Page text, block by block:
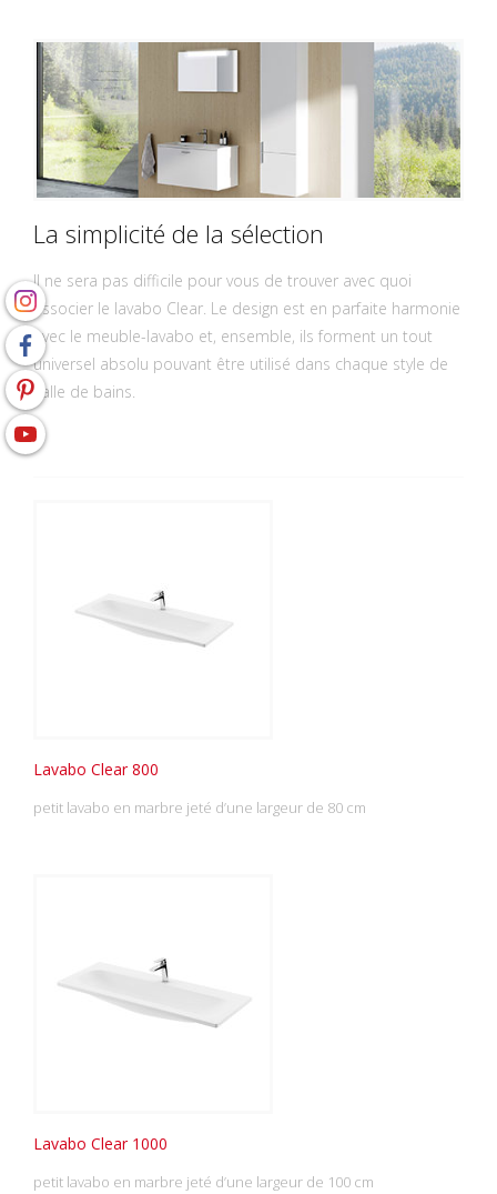
La simplicité de la sélection
Il ne sera pas difficile pour vous de trouver avec quoi
associer le lavabo Clear. Le design est en parfaite harmonie
avec le meuble-lavabo et, ensemble, ils forment un tout
universel absolu pouvant être utilisé dans chaque style de
salle de bains.
Lavabo Clear 800
petit lavabo en marbre jeté d’une largeur de 80 cm
Lavabo Clear 1000
petit lavabo en marbre jeté d’une largeur de 100 cm